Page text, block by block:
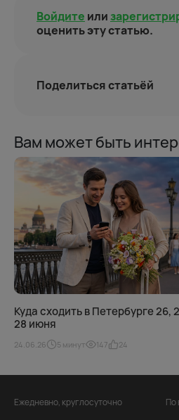
Войдите или
оценить эту статью.
Поделиться статьёй
Вам может быть
Куда сходить в Петербурге 26,
28 июня
24.06.26 5 минут 147 24
Ежедневно, круглосуточно По